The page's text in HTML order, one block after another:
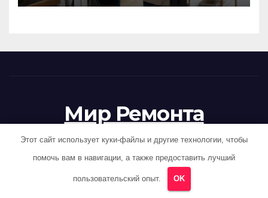
Мир Ремонта
Стройка под ключ
Тема News Hunt от
Этот сайт использует куки-файлы и другие технологии, чтобы
помочь вам в навигации, а также предоставить лучший
пользовательский опыт. OK